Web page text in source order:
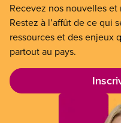
Recevez nos nouvelles et
Restez à l’affût de ce qui
ressources et des enjeux
partout au pays.